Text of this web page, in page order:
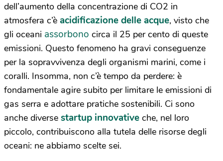
dell’aumento della concentrazione di CO2 in
atmosfera c’è acidificazione delle acque, visto che
gli oceani assorbono circa il 25 per cento di queste
emissioni. Questo fenomeno ha gravi conseguenze
per la sopravvivenza degli organismi marini, come i
coralli. Insomma, non c’è tempo da perdere: è
fondamentale agire subito per limitare le emissioni di
gas serra e adottare pratiche sostenibili. Ci sono
anche diverse startup innovative che, nel loro
piccolo, contribuiscono alla tutela delle risorse degli
oceani: ne abbiamo scelte sei.